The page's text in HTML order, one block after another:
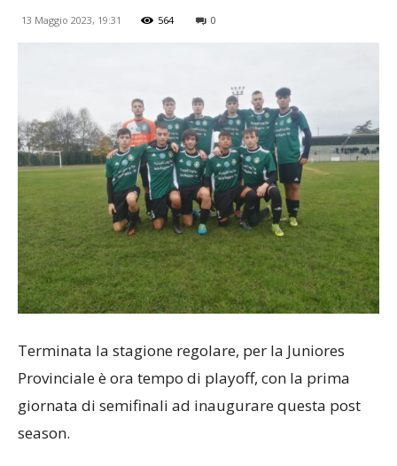
13 Maggio 2023, 19:31 564 0
Terminata la stagione regolare, per la Juniores
Provinciale è ora tempo di playoff, con la prima
giornata di semifinali ad inaugurare questa post
season.